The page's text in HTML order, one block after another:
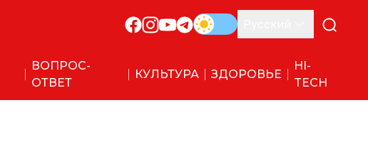
ВОПРОС-
ОТВЕТ
КУЛЬТУРА ЗДОРОВЬЕ
HI-
TECH